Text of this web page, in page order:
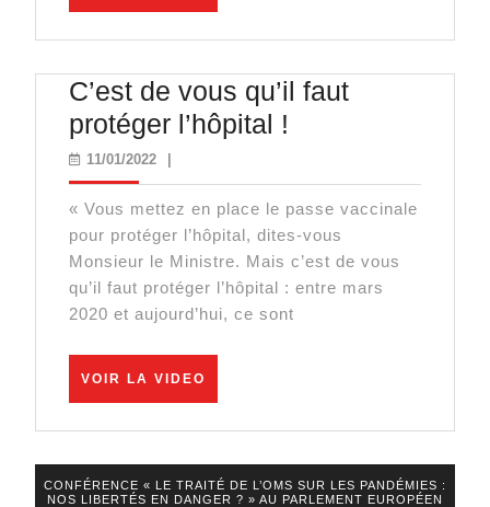
la
toute
nouvelle
la
Santé
!
C’est de vous qu’il faut
protéger l’hôpital !
vous
qu’il
faut
protéger
l’hôpital
11/01/202211/01/2022
« Vous mettez en place le passe vaccinale
pour protéger l’hôpital, dites-vous
Monsieur le Ministre. Mais c’est de vous
qu’il faut protéger l’hôpital : entre mars
2020 et aujourd’hui, ce sont
VOIR LA VIDEO
CONFÉRENCE « LE TRAITÉ DE L’OMS SUR LES PANDÉMIES :
NOS LIBERTÉS EN DANGER ? » AU PARLEMENT EUROPÉEN